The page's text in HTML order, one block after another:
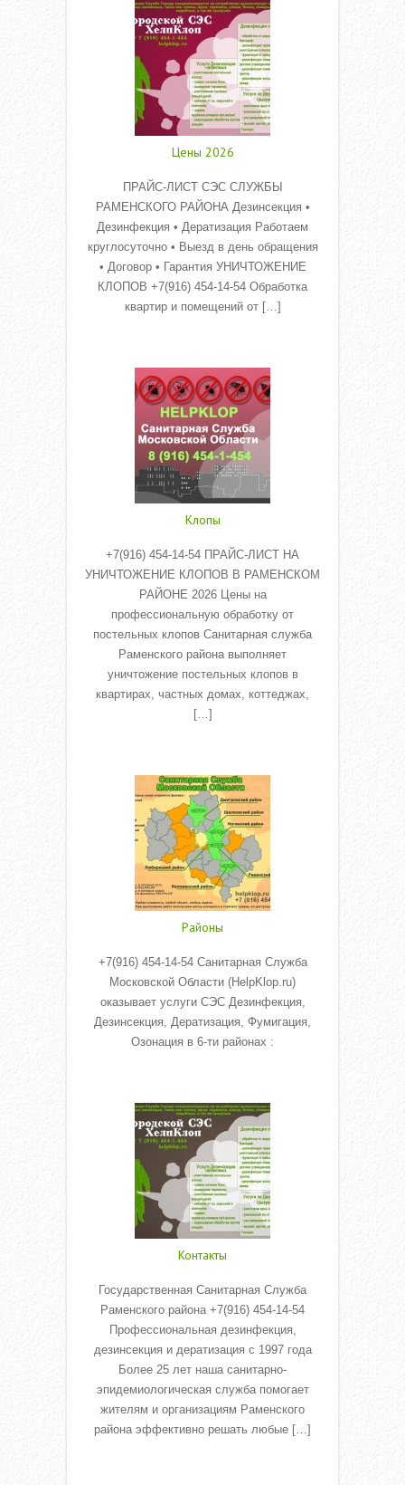
Цены 2026
ПРАЙС-ЛИСТ СЭС СЛУЖБЫ
РАМЕНСКОГО РАЙОНА Дезинсекция •
Дезинфекция • Дератизация Работаем
круглосуточно • Выезд в день обращения
• Договор • Гарантия УНИЧТОЖЕНИЕ
КЛОПОВ +7(916) 454-14-54 Обработка
квартир и помещений от […]
Клопы
+7(916) 454-14-54 ПРАЙС-ЛИСТ НА
УНИЧТОЖЕНИЕ КЛОПОВ В РАМЕНСКОМ
РАЙОНЕ 2026 Цены на
профессиональную обработку от
постельных клопов Санитарная служба
Раменского района выполняет
уничтожение постельных клопов в
квартирах, частных домах, коттеджах,
[…]
Районы
+7(916) 454-14-54 Санитарная Служба
Московской Области (HelpKlop.ru)
оказывает услуги СЭС Дезинфекция,
Дезинсекция, Дератизация, Фумигация,
Озонация в 6-ти районах :
Контакты
Государственная Санитарная Служба
Раменского района +7(916) 454-14-54
Профессиональная дезинфекция,
дезинсекция и дератизация с 1997 года
Более 25 лет наша санитарно-
эпидемиологическая служба помогает
жителям и организациям Раменского
района эффективно решать любые […]